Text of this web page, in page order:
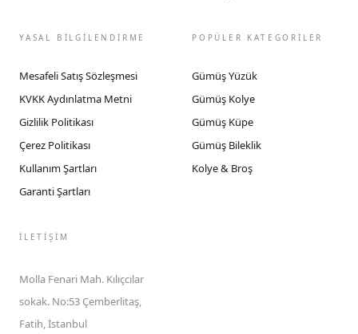
YASAL BİLGİLENDİRME
Mesafeli Satış Sözleşmesi
KVKK Aydınlatma Metni
Gizlilik Politikası
Çerez Politikası
Kullanım Şartları
Garanti Şartları
POPÜLER KATEGORİLER
Gümüş Yüzük
Gümüş Kolye
Gümüş Küpe
Gümüş Bileklik
Kolye & Broş
İLETIŞIM
Molla Fenari Mah. Kılıçcılar
sokak. No:53 Çemberlitaş,
Fatih, İstanbul